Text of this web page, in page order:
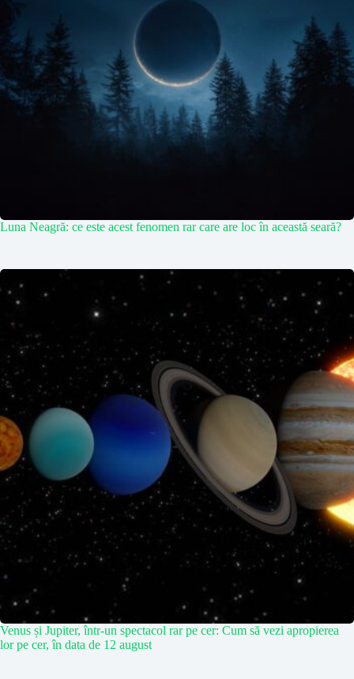
Luna Neagră: ce este acest fenomen rar care are loc în această seară?
Venus și Jupiter, într-un spectacol rar pe cer: Cum să vezi apropierea
lor pe cer, în data de 12 august